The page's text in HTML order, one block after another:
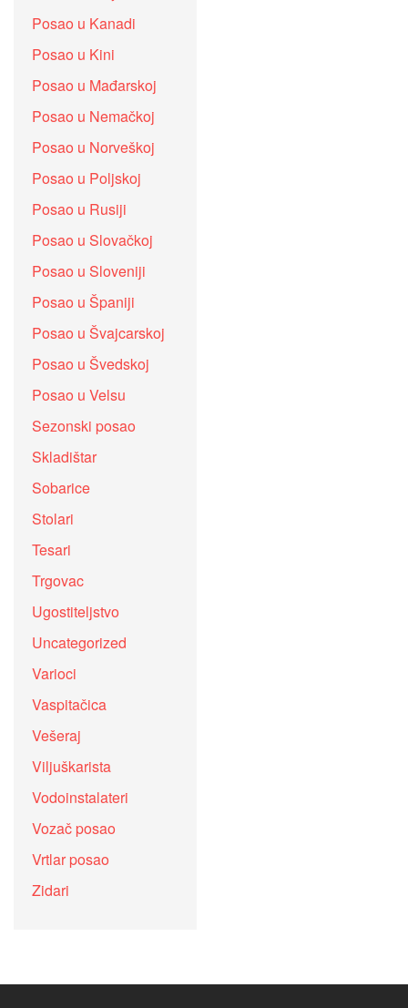
Posao u Kanadi
Posao u Kini
Posao u Mađarskoj
Posao u Nemačkoj
Posao u Norveškoj
Posao u Poljskoj
Posao u Rusiji
Posao u Slovačkoj
Posao u Sloveniji
Posao u Španiji
Posao u Švajcarskoj
Posao u Švedskoj
Posao u Velsu
Sezonski posao
Skladištar
Sobarice
Stolari
Tesari
Trgovac
Ugostiteljstvo
Uncategorized
Varioci
Vaspitačica
Vešeraj
Viljuškarista
Vodoinstalateri
Vozač posao
Vrtlar posao
Zidari